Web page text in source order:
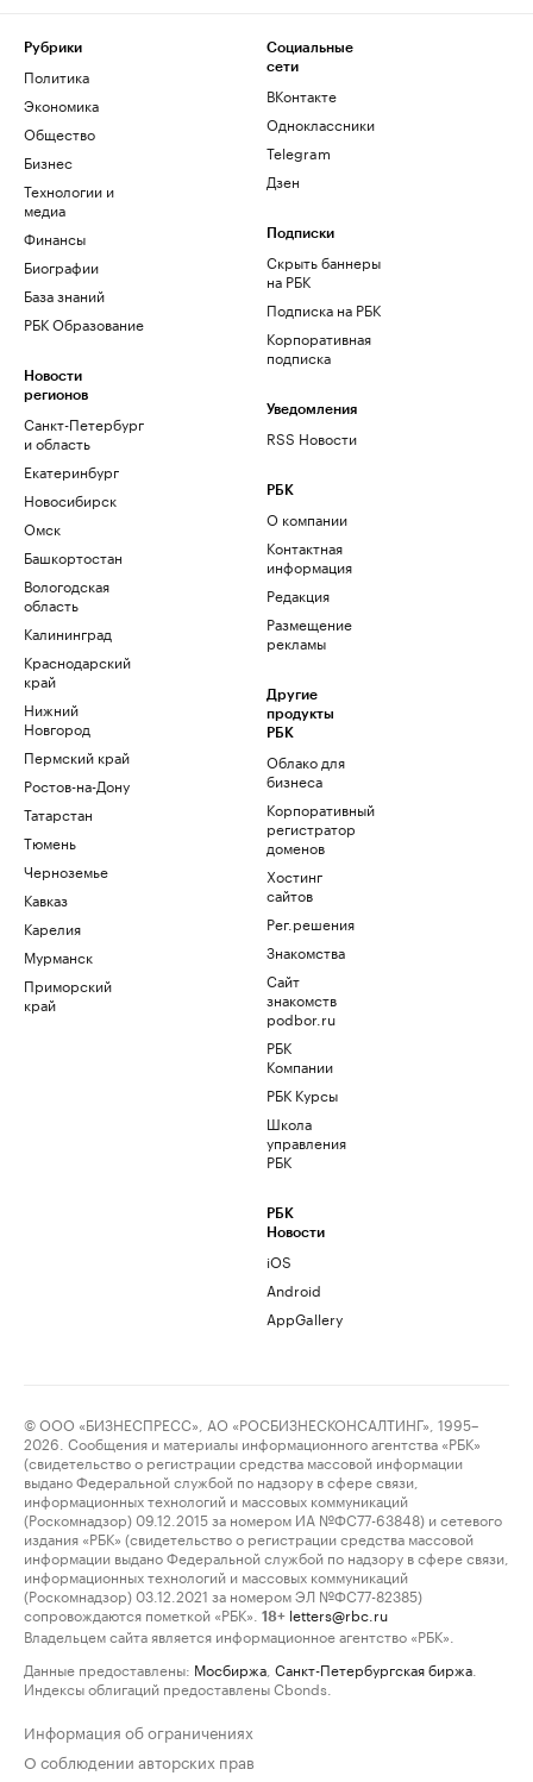
Рубрики
Политика
Экономика
Общество
Бизнес
Технологии и
медиа
Финансы
Биографии
База знаний
РБК Образование
Новости
регионов
Санкт-Петербург
и область
Екатеринбург
Новосибирск
Омск
Башкортостан
Вологодская
область
Калининград
Краснодарский
край
Нижний
Новгород
Пермский край
Ростов-на-Дону
Татарстан
Тюмень
Черноземье
Кавказ
Карелия
Мурманск
Приморский
край
Социальные
сети
ВКонтакте
Одноклассники
Telegram
Дзен
Подписки
Скрыть баннеры
на РБК
Подписка на РБК
Корпоративная
подписка
Уведомления
RSS Новости
РБК
О компании
Контактная
информация
Редакция
Размещение
рекламы
Другие
продукты
РБК
Облако для
бизнеса
Корпоративный
регистратор
доменов
Хостинг
сайтов
Рег.решения
Знакомства
Сайт
знакомств
podbor.ru
РБК
Компании
РБК Курсы
Школа
управления
РБК
РБК
Новости
iOS
Android
AppGallery
© ООО «БИЗНЕСПРЕСС», АО «РОСБИЗНЕСКОНСАЛТИНГ», 1995–
2026. Сообщения и материалы информационного агентства «РБК»
(свидетельство о регистрации средства массовой информации
выдано Федеральной службой по надзору в сфере связи,
информационных технологий и массовых коммуникаций
(Роскомнадзор) 09.12.2015 за номером ИА №ФС77-63848) и сетевого
издания «РБК» (свидетельство о регистрации средства массовой
информации выдано Федеральной службой по надзору в сфере связи,
информационных технологий и массовых коммуникаций
(Роскомнадзор) 03.12.2021 за номером ЭЛ №ФС77-82385)
сопровождаются пометкой «РБК».
18+ letters@rbc.ru
Владельцем сайта является информационное агентство «РБК».
Данные предоставлены: Мосбиржа Санкт-Петербургская биржа
Индексы облигаций предоставлены Cbonds.
Информация об ограничениях
О соблюдении авторских прав